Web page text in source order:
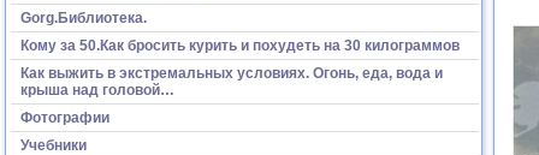
Gorg.Библиотека.
Кому за 50.Как бросить курить и похудеть на 30 килограммов
Как выжить в экстремальных условиях. Огонь, еда, вода и
крыша над головой…
Фотографии
Учебники